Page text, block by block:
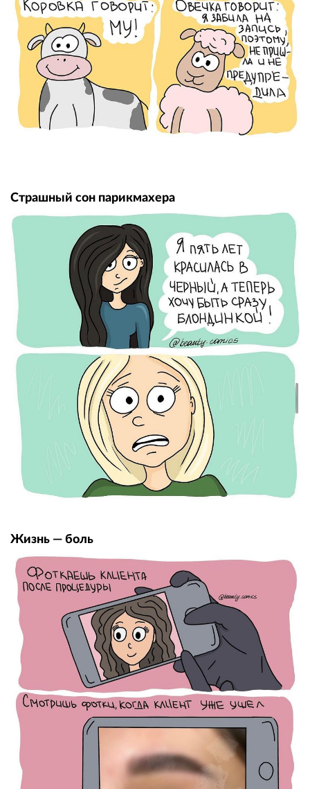
Страшный сон парикмахера
Жизнь — боль